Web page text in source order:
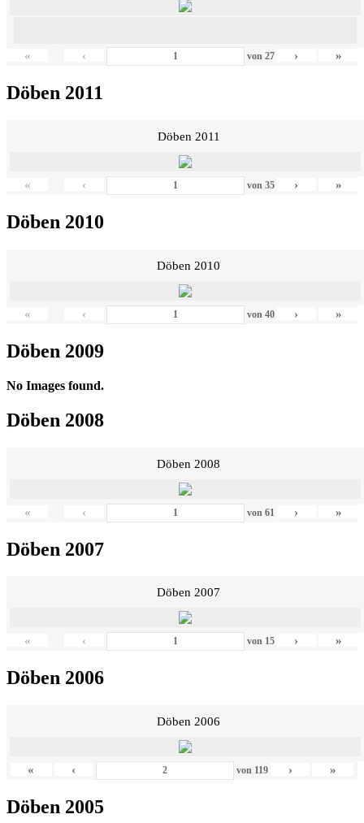
« ‹ von 27 › »
Döben 2011
Döben 2011
« ‹ von 35 › »
Döben 2010
Döben 2010
« ‹ von 40 › »
Döben 2009
No Images found.
Döben 2008
Döben 2008
« ‹ von 61 › »
Döben 2007
Döben 2007
« ‹ von 15 › »
Döben 2006
Döben 2006
« ‹ von 119 › »
Döben 2005